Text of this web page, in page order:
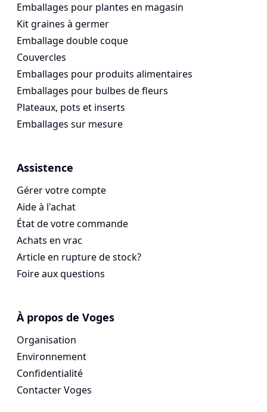
Emballages pour plantes en magasin
Kit graines à germer
Emballage double coque
Couvercles
Emballages pour produits alimentaires
Emballages pour bulbes de fleurs
Plateaux, pots et inserts
Emballages sur mesure
Assistence
Gérer votre compte
Aide à l'achat
État de votre commande
Achats en vrac
Article en rupture de stock?
Foire aux questions
À propos de Voges
Organisation
Environnement
Confidentialité
Contacter Voges